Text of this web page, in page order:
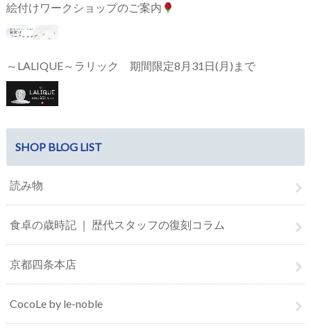
絵付けワークショップのご案内
～LALIQUE～ラリック 期間限定8月31日(月)まで
SHOP BLOG LIST
読み物
食卓の歳時記 ｜ 歴代スタッフの復刻コラム
京都四条本店
CocoLe by le-noble